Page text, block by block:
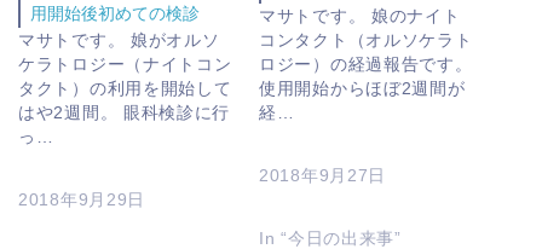
用開始後初めての検診
マサトです。 娘がオルソ
ケラトロジー（ナイトコン
タクト）の利用を開始して
はや2週間。 眼科検診に行
っ…
2018年9月29日
マサトです。 娘のナイト
コンタクト（オルソケラト
ロジー）の経過報告です。
使用開始からほぼ2週間が
経…
2018年9月27日
In “今日の出来事”